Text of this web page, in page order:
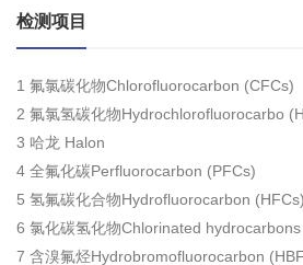
检测项目
1 氟氯碳化物Chlorofluorocarbon (CFCs)
2 氟氯氢碳化物Hydrochlorofluorocarbo
3 哈龙 Halon
4 全氟化碳Perfluorocarbon (PFCs)
5 氢氟碳化合物Hydrofluorocarbon (HFCs)
6 氯化碳氢化物Chlorinated
7 含溴氟烃Hydrobromofluorocarbon